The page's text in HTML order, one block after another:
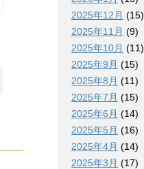
2025年12月 (15)
2025年11月 (9)
2025年10月 (11)
2025年9月 (15)
2025年8月 (11)
2025年7月 (15)
2025年6月 (14)
2025年5月 (16)
2025年4月 (14)
2025年3月 (17)